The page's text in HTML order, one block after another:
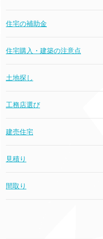
住宅の補助金
住宅購入・建築の注意点
土地探し
工務店選び
建売住宅
見積り
間取り